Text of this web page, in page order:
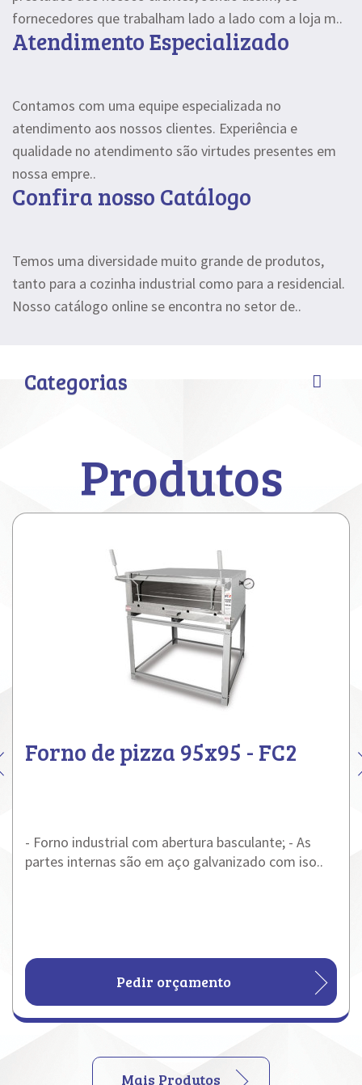
fornecedores que trabalham lado a lado com a loja m..
Atendimento Especializado
Contamos com uma equipe especializada no
atendimento aos nossos clientes. Experiência e
qualidade no atendimento são virtudes presentes em
nossa empre..
Confira nosso Catálogo
Temos uma diversidade muito grande de produtos,
tanto para a cozinha industrial como para a residencial.
Nosso catálogo online se encontra no setor de..
Categorias
Produtos
Forno de pizza 95x95 - FC2
- Forno industrial com abertura basculante; - As
partes internas são em aço galvanizado com iso..
Pedir orçamento
Mais Produtos